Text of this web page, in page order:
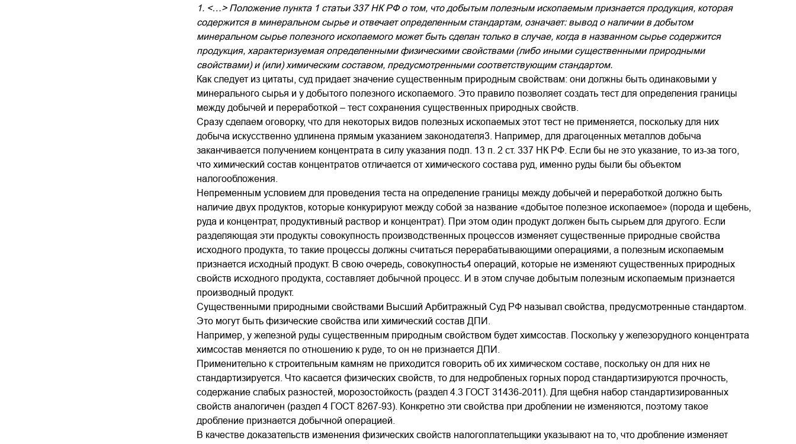
1. <…> Положение пункта 1 статьи 337 НК РФ о том, что добытым полезным ископаемым признается продукция, которая
содержится в минеральном сырье и отвечает определенным стандартам, означает: вывод о наличии в добытом
минеральном сырье полезного ископаемого может быть сделан только в случае, когда в названном сырье содержится
продукция, характеризуемая определенными физическими свойствами (либо иными существенными природными
свойствами) и (или) химическим составом, предусмотренными соответствующим стандартом.
Как следует из цитаты, суд придает значение существенным природным свойствам: они должны быть одинаковыми у
минерального сырья и у добытого полезного ископаемого. Это правило позволяет создать тест для определения границы
между добычей и переработкой – тест сохранения существенных природных свойств.
Сразу сделаем оговорку, что для некоторых видов полезных ископаемых этот тест не применяется, поскольку для них
добыча искусственно удлинена прямым указанием законодателя3. Например, для драгоценных металлов добыча
заканчивается получением концентрата в силу указания подп. 13 п. 2 ст. 337 НК РФ. Если бы не это указание, то из-за того,
что химический состав концентратов отличается от химического состава руд, именно руды были бы объектом
налогообложения.
Непременным условием для проведения теста на определение границы между добычей и переработкой должно быть
наличие двух продуктов, которые конкурируют между собой за название «добытое полезное ископаемое» (порода и щебень,
руда и концентрат, продуктивный раствор и концентрат). При этом один продукт должен быть сырьем для другого. Если
разделяющая эти продукты совокупность производственных процессов изменяет существенные природные свойства
исходного продукта, то такие процессы должны считаться перерабатывающими операциями, а полезным ископаемым
признается исходный продукт. В свою очередь, совокупность4 операций, которые не изменяют существенных природных
свойств исходного продукта, составляет добычной процесс. И в этом случае добытым полезным ископаемым признается
производный продукт.
Существенными природными свойствами Высший Арбитражный Суд РФ называл свойства, предусмотренные стандартом.
Это могут быть физические свойства или химический состав ДПИ.
Например, у железной руды существенным природным свойством будет химсостав. Поскольку у железорудного концентрата
химсостав меняется по отношению к руде, то он не признается ДПИ.
Применительно к строительным камням не приходится говорить об их химическом составе, поскольку он для них не
стандартизируется. Что касается физических свойств, то для недробленых горных пород стандартизируются прочность,
содержание слабых разностей, морозостойкость (раздел 4.3 ГОСТ 31436-2011). Для щебня набор стандартизированных
свойств аналогичен (раздел 4 ГОСТ 8267-93). Конкретно эти свойства при дроблении не изменяются, поэтому такое
дробление признается добычной операцией.
В качестве доказательств изменения физических свойств налогоплательщики указывают на то, что дробление изменяет